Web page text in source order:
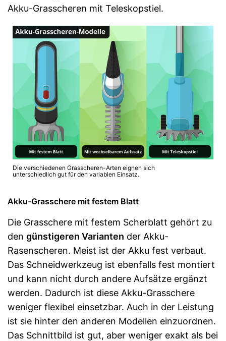
Akku-Grasscheren mit Teleskopstiel.
Die verschiedenen Grasscheren-Arten eignen sich
unterschiedlich gut für den variablen Einsatz.
Akku-Grasschere mit festem Blatt
Die Grasschere mit festem Scherblatt gehört zu
den günstigeren Varianten der Akku-
Rasenscheren. Meist ist der Akku fest verbaut.
Das Schneidwerkzeug ist ebenfalls fest montiert
und kann nicht durch andere Aufsätze ergänzt
werden. Dadurch ist diese Akku-Grasschere
weniger flexibel einsetzbar. Auch in der Leistung
ist sie hinter den anderen Modellen einzuordnen.
Das Schnittbild ist gut, aber weniger exakt als bei